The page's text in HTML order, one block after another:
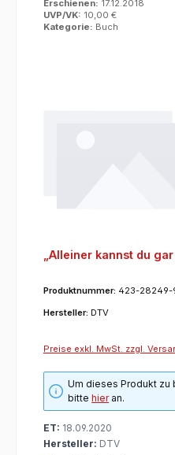
Erschienen: 17.12.2018
UVP/VK: 10,00 €
Kategorie: Buch
„Alleiner kannst du
Produktnummer: 423-28249-
Hersteller: DTV
Preise exkl. MwSt. zzgl.
Um dieses Produkt zu
bittehieran.
ET: 18.09.2020
Hersteller: DTV